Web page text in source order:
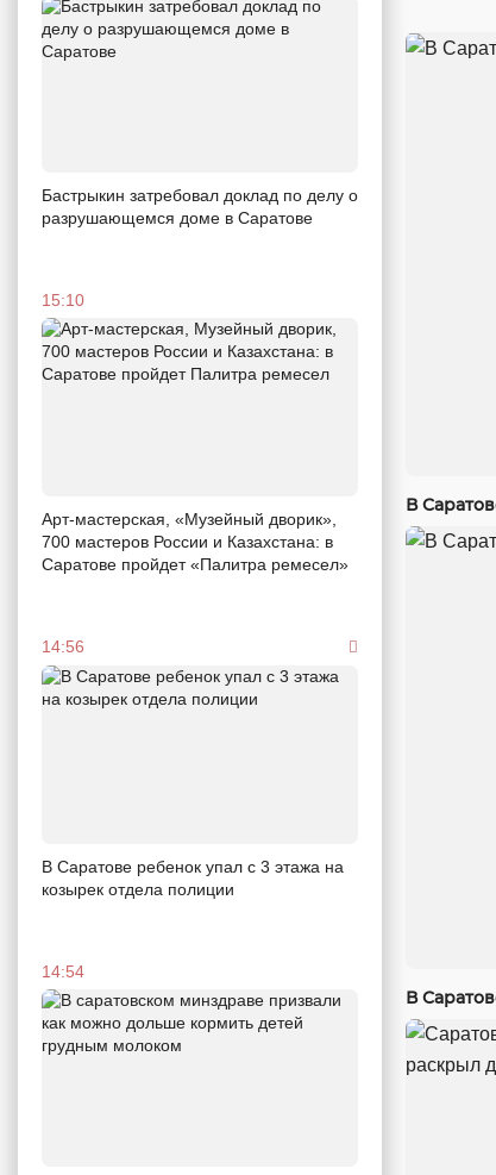
Бастрыкин затребовал доклад по делу о
разрушающемся доме в Саратове
15:10
Арт-мастерская, «Музейный дворик»,
700 мастеров России и Казахстана: в
Саратове пройдет «Палитра ремесел»
14:56
В Саратове ребенок упал с 3 этажа на
козырек отдела полиции
14:54
В
В